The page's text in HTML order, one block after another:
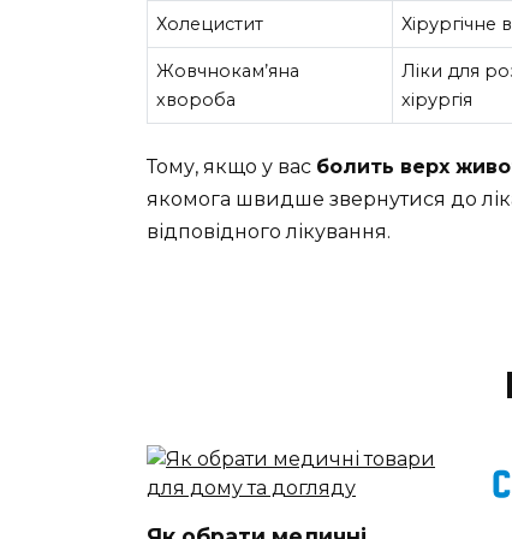
Холецистит
Жовчнокам’яна
хвороба
Ліки для
хірургія
Тому, якщо у вас болить верх
якомога швидше звернутися до
відповідного лікування.